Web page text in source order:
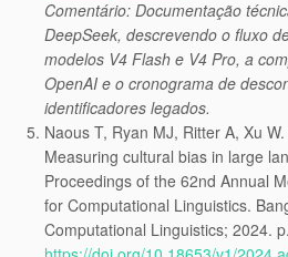
Comentário: Documentação
DeepSeek, descrevendo o fluxo
modelos V4 Flash e V4 Pro, a
OpenAI e o cronograma de
identificadores legados.
Naous T, Ryan MJ, Ritter A, Xu
Measuring cultural bias in large
Proceedings of the 62nd Annual
for Computational Linguistics.
Computational Linguistics; 2024.